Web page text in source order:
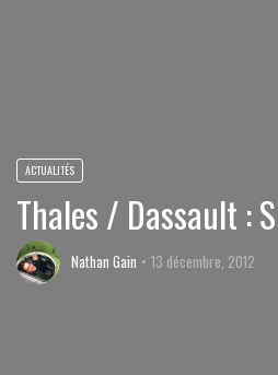
ACTUALITÉS
Thales / Dassault :
Nathan Gain 13 décembre, 2012